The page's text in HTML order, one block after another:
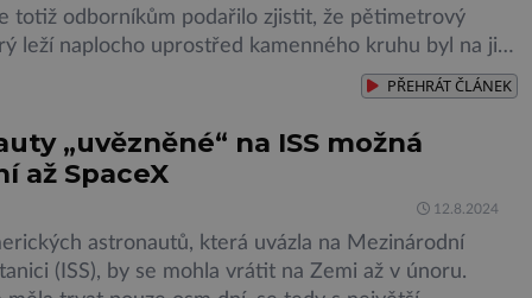
totiž odborníkům podařilo zjistit, že pětimetrový
leží naplocho uprostřed kamenného kruhu byl na jih
ze 760 kilometrů vzdáleného severovýchodu
více než sto let se přitom vědci domnívali, že centrální
balvan Stonehenge – dlouho nazývaný „oltářní kámen“
PŘEHRÁTČLÁNEK
„uvězněné“ na ISS možná
až SpaceX
12.8.2024
astronautů, která uvázla na Mezinárodní
(ISS), by se mohla vrátit na Zemi až v únoru.